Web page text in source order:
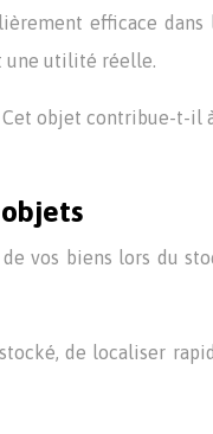
efficace
une utilité réelle.
objet contribue-t-
vos biens lors du
de localiser